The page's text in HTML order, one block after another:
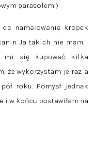
parasolem:)
namalowania kropek
Ja takich nie mam i
mi się kupować kilka
że wykorzystam je raz, a
roku. Pomysł jednak
i w końcu postawiłam na